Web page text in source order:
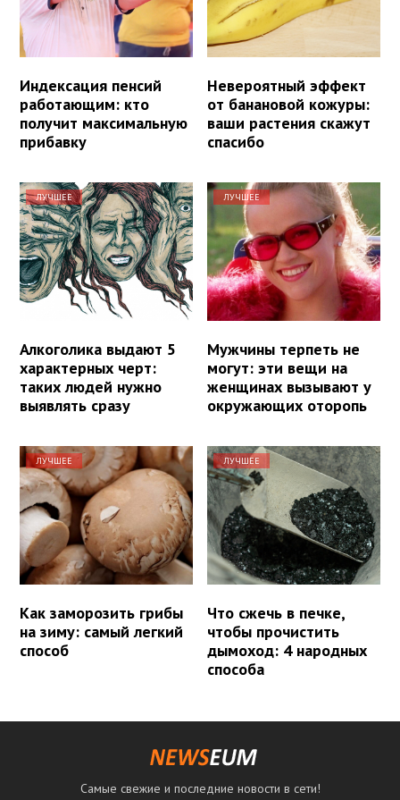
Индексация пенсий
работающим: кто
получит максимальную
прибавку
Невероятный эффект
от банановой кожуры:
ваши растения скажут
спасибо
ЛУЧШЕЕ
Алкоголика выдают 5
характерных черт:
таких людей нужно
выявлять сразу
ЛУЧШЕЕ
Мужчины терпеть не
могут: эти вещи на
женщинах вызывают у
окружающих оторопь
ЛУЧШЕЕ
Как заморозить грибы
на зиму: самый легкий
способ
ЛУЧШЕЕ
Что сжечь в печке,
чтобы прочистить
дымоход: 4 народных
способа
Самые свежие и последние новости в сети!